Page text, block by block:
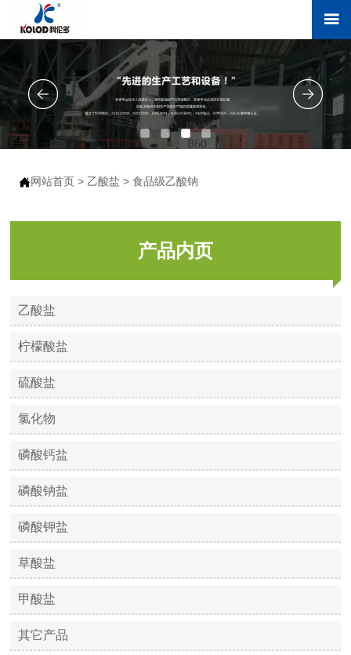

网站首页 > 乙酸盐 >食品级乙酸钠
产品内页
乙酸盐
柠檬酸盐
硫酸盐
氯化物
磷酸钙盐
磷酸钠盐
磷酸钾盐
草酸盐
甲酸盐
其它产品